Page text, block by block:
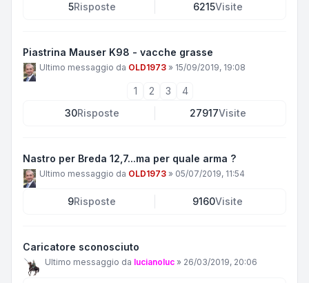
5Risposte 6215Visite
Piastrina Mauser K98 - vacche grasse
Ultimo messaggio da OLD1973 » 15/09/2019, 19:08
1 2 3
4
30Risposte 27917Visite
Nastro per Breda 12,7...ma per quale arma ?
Ultimo messaggio da OLD1973 » 05/07/2019, 11:54
9Risposte 9160Visite
Caricatore sconosciuto
Ultimo messaggio da lucianoluc » 26/03/2019, 20:06